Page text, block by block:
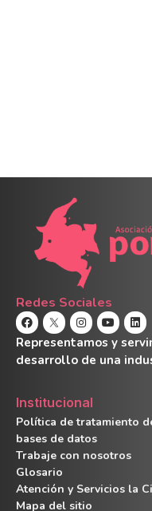
Redes Sociales
Representamos y
desarrollo de una
Institucional
Política de tratamiento
bases de datos
Trabaje con nosotros
Glosario
Atención y Servicios la
Mapa del sitio